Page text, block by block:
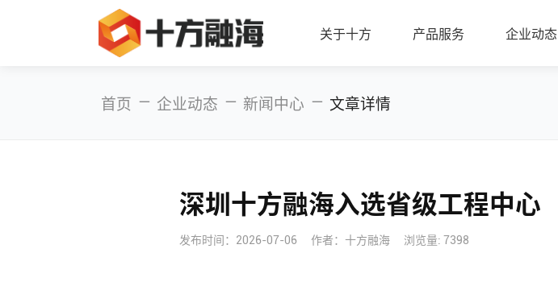
关于十方 产品服务 企业动态
首页 — 企业动态 — 新闻中心 — 文章详情
深圳十方融海入选省级工程中心
发布时间： 2026-07-06 作者：十方融海 浏览量: 7398